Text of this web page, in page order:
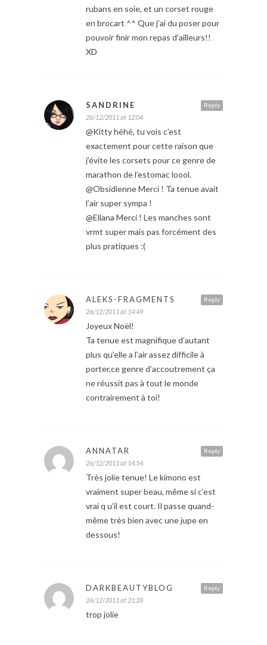
rubans en soie, et un corset rouge
en brocart ^^ Que j’ai du poser pour
pouvoir finir mon repas d’ailleurs!!
XD
Reply
SANDRINE
26/12/2011 at 12:04
@Kitty héhé, tu vois c’est
exactement pour cette raison que
j’évite les corsets pour ce genre de
marathon de l’estomac loool.
@Obsidienne Merci ! Ta tenue avait
l’air super sympa !
@Ellana Merci ! Les manches sont
vrmt super mais pas forcément des
plus pratiques :(
Reply
ALEKS-FRAGMENTS
26/12/2011 at 14:49
Joyeux Noël!
Ta tenue est magnifique d’autant
plus qu’elle a l’air assez difficile à
porter,ce genre d’accoutrement ça
ne réussit pas à tout le monde
contrairement à toi!
Reply
ANNATAR
26/12/2011 at 14:54
Très jolie tenue! Le kimono est
vraiment super beau, même si c’est
vrai q u’il est court. Il passe quand-
même très bien avec une jupe en
dessous!
Reply
DARKBEAUTYBLOG
26/12/2011 at 21:28
trop jolie